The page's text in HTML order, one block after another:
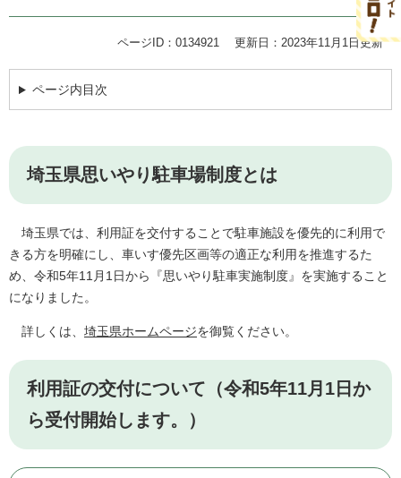
ページID：0134921 更新日：2023年11月1日更新
ページ内目次
埼玉県思いやり駐車場制度とは
埼玉県では、利用証を交付することで駐車施設を優先的に利用で
きる方を明確にし、車いす優先区画等の適正な利用を推進するた
め、令和5年11月1日から『思いやり駐車実施制度』を実施すること
になりました。
詳しくは、 埼玉県ホームページを御覧ください。
利用証の交付について（令和5年11月1日か
ら受付開始します。）